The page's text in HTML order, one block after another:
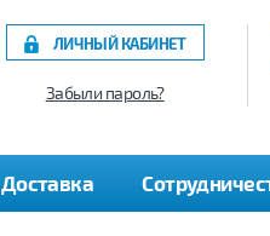
ЛИЧНЫЙ КАБИНЕТ
Забыли пароль?
Доставка